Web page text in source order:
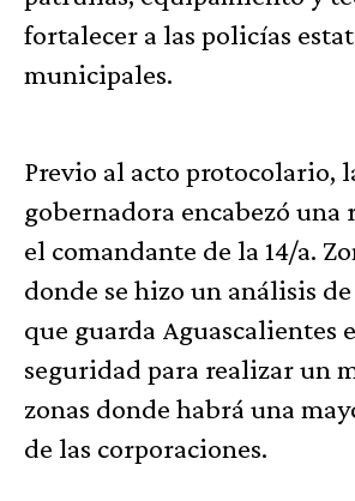
fortalecer a las policías
municipales.
Previo al acto protocolario,
gobernadora encabezó una
el comandante de la 14/a.
donde se hizo un análisis
que guarda Aguascalientes
seguridad para realizar un
zonas donde habrá una
de las corporaciones.